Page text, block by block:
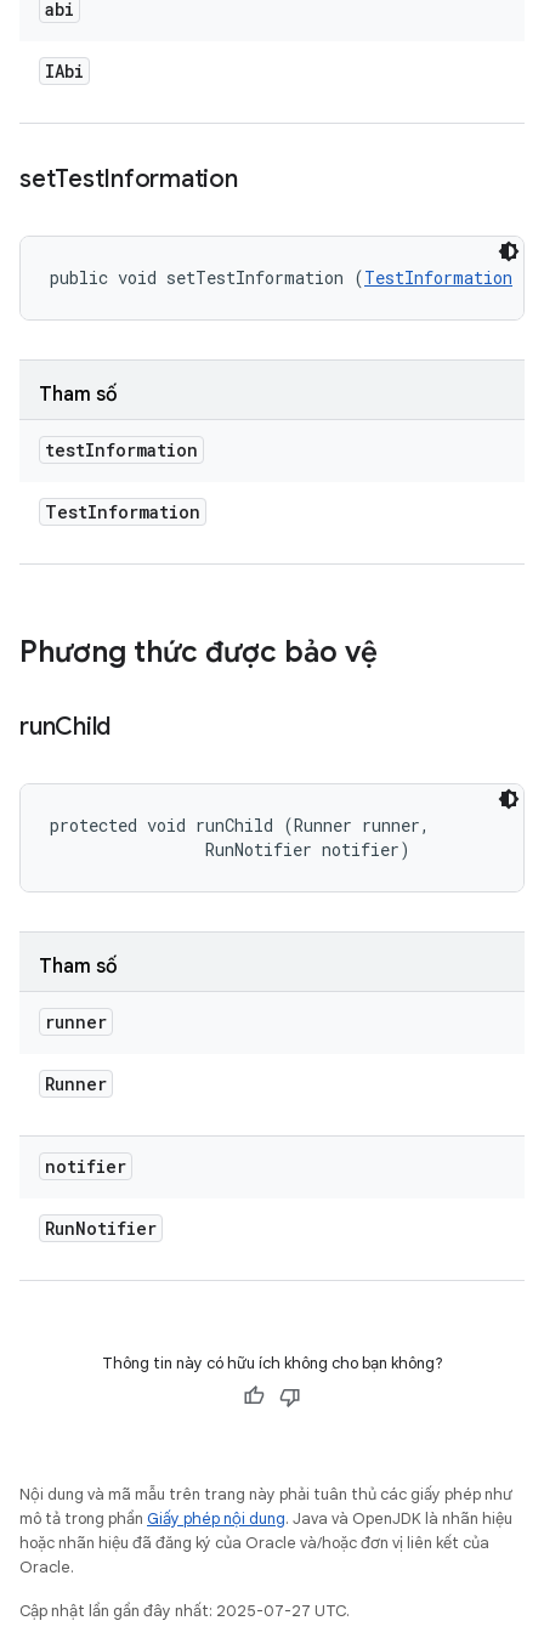
abi
IAbi
setTestInformation
public void setTestInformation (TestInformation
Tham số
testInformation
TestInformation
Phương thức được bảo vệ
runChild
protected void runChild (Runner runner,
                RunNotifier notifier)
Tham số
runner
Runner
notifier
RunNotifier
Thông tin này có hữu ích không cho bạn không?
Nội dung và mã mẫu trên trang này phải tuân thủ các giấy phép như
mô tả trong phần Giấy phép nội dung. Java và OpenJDK là nhãn hiệu
hoặc nhãn hiệu đã đăng ký của Oracle và/hoặc đơn vị liên kết của
Oracle.
Cập nhật lần gần đây nhất: 2025-07-27 UTC.